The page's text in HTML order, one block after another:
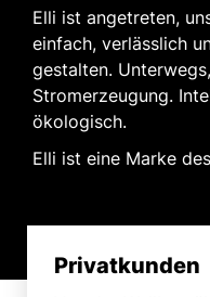
Elli ist angetreten,
einfach, verlässlich
gestalten.
Stromerzeugung.
ökologisch.
Elli ist eine Marke
Privatkunden